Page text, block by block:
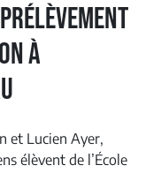
à
et Lucien Ayer,
élèvent de l’École